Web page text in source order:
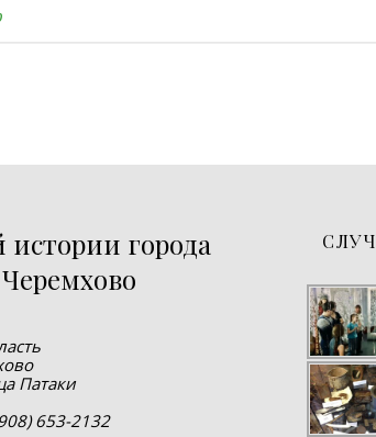
вниз.- палец вверх.
истории города
Черемхово
Патаки
653-2132